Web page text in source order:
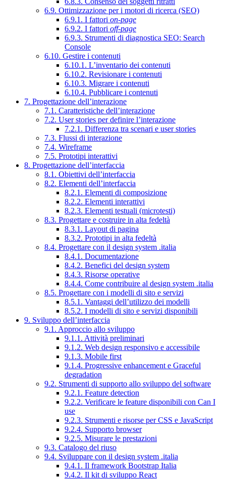
6.9. Ottimizzazione per i motori di ricerca (SEO)
6.9.1. I fattori on-page
6.9.2. I fattori off-page
6.9.3. Strumenti di diagnostica SEO: Search
Console
6.10. Gestire i contenuti
6.10.1. L’inventario dei contenuti
6.10.2. Revisionare i contenuti
6.10.3. Migrare i contenuti
6.10.4. Pubblicare i contenuti
7. Progettazione dell’interazione
7.1. Caratteristiche dell’interazione
7.2. User stories per definire l’interazione
7.2.1. Differenza tra scenari e user stories
7.3. Flussi di interazione
7.4. Wireframe
7.5. Prototipi interattivi
8. Progettazione dell’interfaccia
8.1. Obiettivi dell’interfaccia
8.2. Elementi dell’interfaccia
8.2.1. Elementi di composizione
8.2.2. Elementi interattivi
8.2.3. Elementi testuali (microtesti)
8.3. Progettare e costruire in alta fedeltà
8.3.1. Layout di pagina
8.3.2. Prototipi in alta fedeltà
8.4. Progettare con il design system .italia
8.4.1. Documentazione
8.4.2. Benefici del design system
8.4.3. Risorse operative
8.4.4. Come contribuire al design system .italia
8.5. Progettare con i modelli di sito e servizi
8.5.1. Vantaggi dell’utilizzo dei modelli
8.5.2. I modelli di sito e servizi disponibili
9. Sviluppo dell’interfaccia
9.1. Approccio allo sviluppo
9.1.1. Attività preliminari
9.1.2. Web design responsivo e accessibile
9.1.3. Mobile first
9.1.4. Progressive enhancement e Graceful
degradation
9.2. Strumenti di supporto allo sviluppo del software
9.2.1. Feature detection
9.2.2. Verificare le feature disponibili con Can I
use
9.2.3. Strumenti e risorse per CSS e JavaScript
9.2.4. Supporto browser
9.2.5. Misurare le prestazioni
9.3. Catalogo del riuso
9.4. Sviluppare con il design system .italia
9.4.1. Il framework Bootstrap Italia
9.4.2. Il kit di sviluppo React